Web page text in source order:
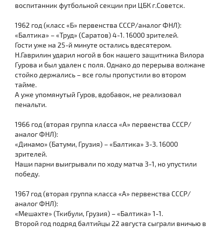
воспитанник футбольной секции при ЦБК г.Советск.
1962 год (класс «Б» первенства СССР/аналог ФНЛ):
«Балтика» – «Труд» (Саратов) 4-1. 16000 зрителей.
Гости уже на 25-й минуте остались вдесятером.
Н.Гаврилин ударил ногой в бок нашего защитника Вилора
Гурова и был удален с поля. Однако до перерыва волжане
стойко держались – все голы пропустили во втором
тайме.
А уже упомянутый Гуров, вдобавок, не реализовал
пенальти.
1966 год (вторая группа класса «А» первенства СССР/
аналог ФНЛ):
«Динамо» (Батуми, Грузия) – «Балтика» 3-3. 16000
зрителей.
Наши парни выигрывали по ходу матча 3-1, но упустили
победу.
1967 год (вторая группа класса «А» первенства СССР/
аналог ФНЛ):
«Мешахте» (Ткибули, Грузия) – «Балтика» 1-1.
Второй год подряд балтийцы 22 августа сыграли вничью в